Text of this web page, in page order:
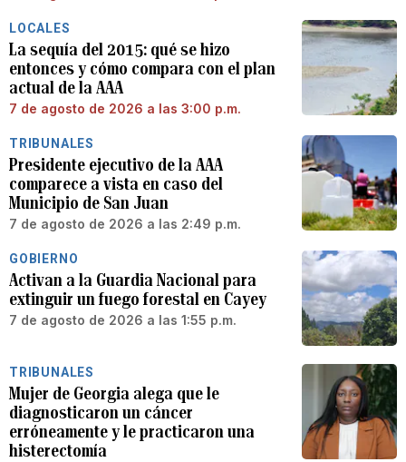
LOCALES
La sequía del 2015: qué se hizo
entonces y cómo compara con el plan
actual de la AAA
7 de agosto de 2026 a las 3:00 p.m.
TRIBUNALES
Presidente ejecutivo de la AAA
comparece a vista en caso del
Municipio de San Juan
7 de agosto de 2026 a las 2:49 p.m.
GOBIERNO
Activan a la Guardia Nacional para
extinguir un fuego forestal en Cayey
7 de agosto de 2026 a las 1:55 p.m.
TRIBUNALES
Mujer de Georgia alega que le
diagnosticaron un cáncer
erróneamente y le practicaron una
histerectomía